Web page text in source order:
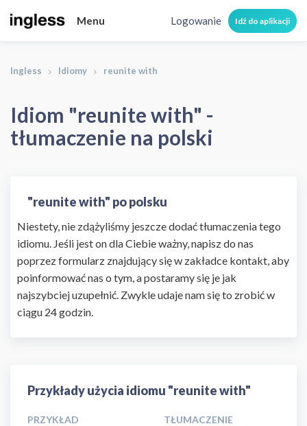
Menu Logowanie Idź do aplikacji
Ingless Idiomy reunite with
Idiom "reunite with" -
tłumaczenie na polski
"reunite with" po polsku
Niestety, nie zdążyliśmy jeszcze dodać tłumaczenia tego
idiomu. Jeśli jest on dla Ciebie ważny, napisz do nas
poprzez formularz znajdujący się w zakładce kontakt, aby
poinformować nas o tym, a postaramy się je jak
najszybciej uzupełnić. Zwykle udaje nam się to zrobić w
ciągu 24 godzin.
Przykłady użycia idiomu "reunite with"
PRZYKŁAD
TŁUMACZENIE